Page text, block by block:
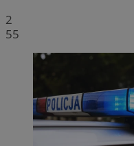
2
55